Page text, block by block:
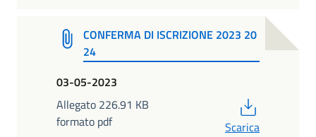
CONFERMA DI ISCRIZIONE 2023 20
24
03-05-2023
Allegato 226.91 KB
formato pdf
Scarica